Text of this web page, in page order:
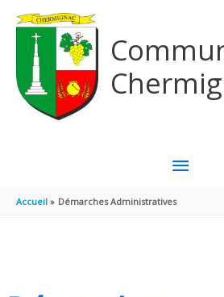
MENU
Accueil Démarches Administratives